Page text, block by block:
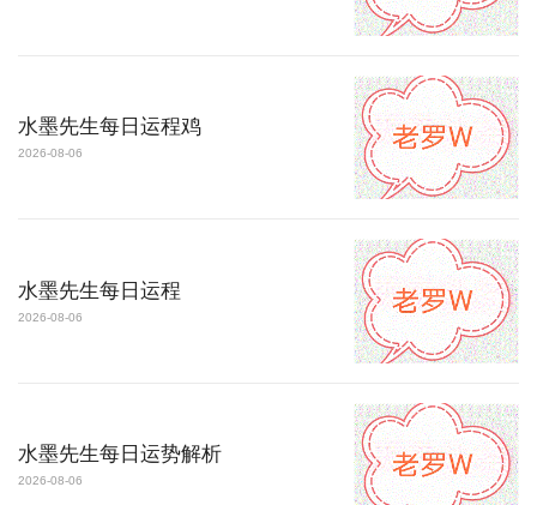
水墨先生每日运程鸡
2026-08-06
水墨先生每日运程
2026-08-06
水墨先生每日运势解析
2026-08-06